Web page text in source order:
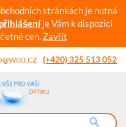
stránkách je nutná
přihlášeníje Vám k dispozici
cen. Zavřít
(+420) 325 513 052